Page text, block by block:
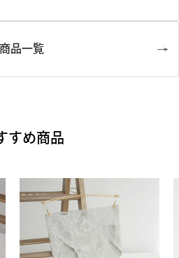
品一覧
すめ商品